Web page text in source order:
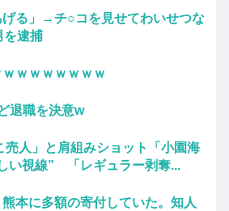
げる」→チ○コを見せてわいせつな
を逮捕
ｗｗｗｗｗｗｗ
退職を決意w
売人」と肩組みショット「小園海
い視線” 「レギュラー剥奪...
本に多額の寄付していた。知人